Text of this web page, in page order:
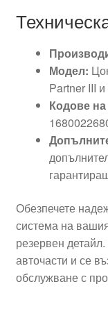
Модел:
Partner III
Кодове
Обезпечете
система на
резервен
авточасти и се
обслужване с